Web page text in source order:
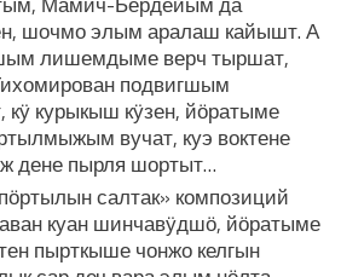
шочмо элым аралаш кайышт. А
лишемдыме верч тыршат,
подвигшым
кӱ курыкыш кӱзен, йӧратыме
вучат, куэ воктене
дене пырля шортыт…
салтак» композиций
куан шинчавӱдшӧ, йӧратыме
пырткыше чонжо келгын